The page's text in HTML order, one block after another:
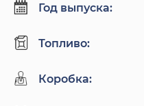
Год выпуска:
Топливо:
Коробка: